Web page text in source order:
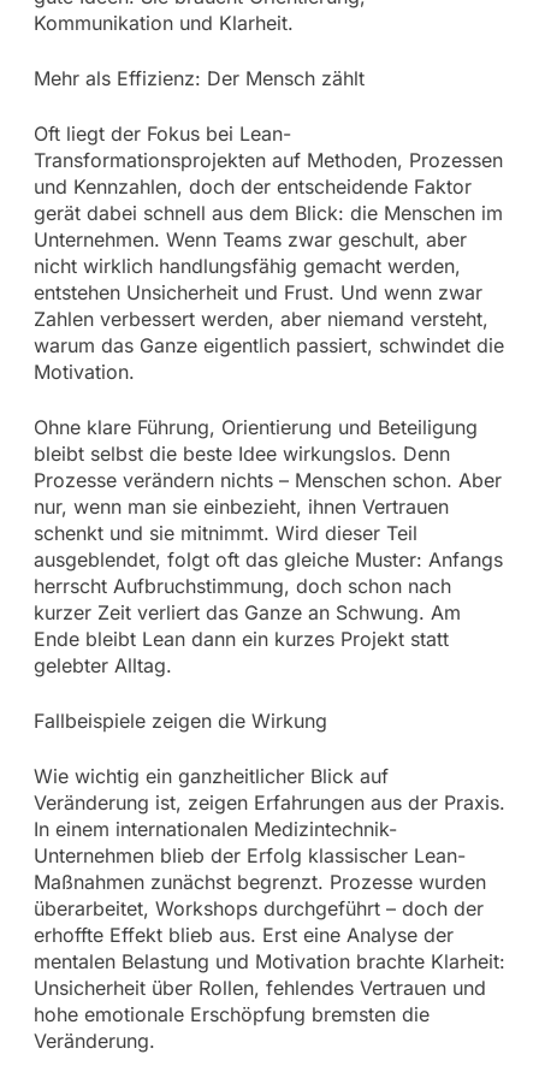
Kommunikation und Klarheit.
Mehr als Effizienz: Der Mensch zählt
Oft liegt der Fokus bei Lean-
Transformationsprojekten auf Methoden, Prozessen
und Kennzahlen, doch der entscheidende Faktor
gerät dabei schnell aus dem Blick: die Menschen im
Unternehmen. Wenn Teams zwar geschult, aber
nicht wirklich handlungsfähig gemacht werden,
entstehen Unsicherheit und Frust. Und wenn zwar
Zahlen verbessert werden, aber niemand versteht,
warum das Ganze eigentlich passiert, schwindet die
Motivation.
Ohne klare Führung, Orientierung und Beteiligung
bleibt selbst die beste Idee wirkungslos. Denn
Prozesse verändern nichts – Menschen schon. Aber
nur, wenn man sie einbezieht, ihnen Vertrauen
schenkt und sie mitnimmt. Wird dieser Teil
ausgeblendet, folgt oft das gleiche Muster: Anfangs
herrscht Aufbruchstimmung, doch schon nach
kurzer Zeit verliert das Ganze an Schwung. Am
Ende bleibt Lean dann ein kurzes Projekt statt
gelebter Alltag.
Fallbeispiele zeigen die Wirkung
Wie wichtig ein ganzheitlicher Blick auf
Veränderung ist, zeigen Erfahrungen aus der Praxis.
In einem internationalen Medizintechnik-
Unternehmen blieb der Erfolg klassischer Lean-
Maßnahmen zunächst begrenzt. Prozesse wurden
überarbeitet, Workshops durchgeführt – doch der
erhoffte Effekt blieb aus. Erst eine Analyse der
mentalen Belastung und Motivation brachte Klarheit:
Unsicherheit über Rollen, fehlendes Vertrauen und
hohe emotionale Erschöpfung bremsten die
Veränderung.